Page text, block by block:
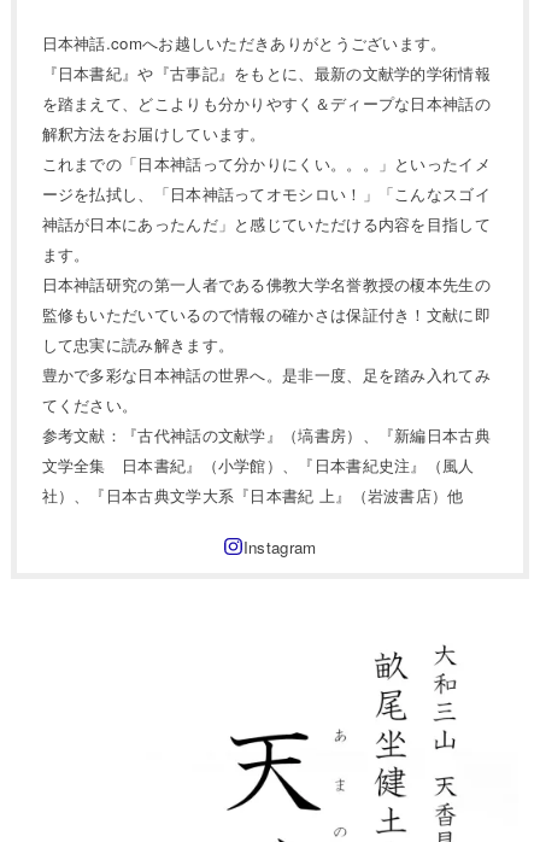
日本神話.comへお越しいただきありがとうございます。
『日本書紀』や『古事記』をもとに、最新の文献学的学術情報
を踏まえて、どこよりも分かりやすく＆ディープな日本神話の
解釈方法をお届けしています。
これまでの「日本神話って分かりにくい。。。」といったイメ
ージを払拭し、「日本神話ってオモシロい！」「こんなスゴイ
神話が日本にあったんだ」と感じていただける内容を目指して
ます。
日本神話研究の第一人者である佛教大学名誉教授の榎本先生の
監修もいただいているので情報の確かさは保証付き！文献に即
して忠実に読み解きます。
豊かで多彩な日本神話の世界へ。是非一度、足を踏み入れてみ
てください。
参考文献：『古代神話の文献学』（塙書房）、『新編日本古典
文学全集 日本書紀』（小学館）、『日本書紀史注』（風人
社）、『日本古典文学大系『日本書紀 上』（岩波書店）他